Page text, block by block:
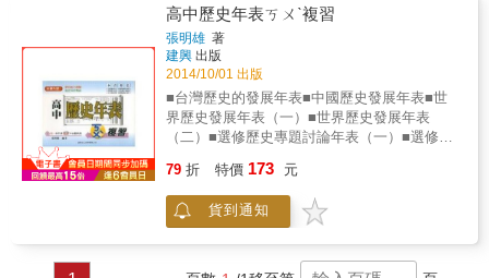
現，是最全面的歷史工具書。讓您只需每天讀
一點，便會「不小心」成為博古通今的歷史專
家！
高中歷史年表ㄎㄨˋ複習
張明雄 著
建興 出版
2014/10/01 出版
■台灣歷史的發展年表■中國歷史發展年表■世
界歷史發展年表（一）■世界歷史發展年表
（二）■選修歷史專題討論年表（一）■選修歷
掌握歷史精華！★貫串書本內容，分析比較二
者並重！★實力確認演練，臨場應試戰力提
升！
79 折 特價 173 元
貨到通知